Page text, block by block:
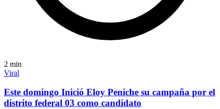
2 min
Viral
Este domingo Inició Eloy Peniche su campaña por el
distrito federal 03 como candidato